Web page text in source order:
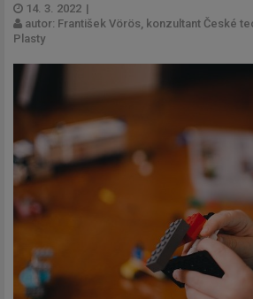
14. 3. 2022 |
autor: František Vörös, konzultant České
Plasty